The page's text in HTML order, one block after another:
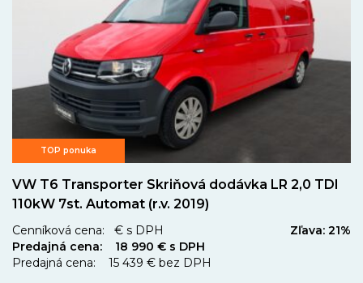
TOP ponuka
VW T6 Transporter Skriňová dodávka LR 2,0 TDI
110kW 7st. Automat (r.v. 2019)
Zľava: 21%
Cenníková cena: € s DPH
Predajná cena: 18 990 € s DPH
Predajná cena: 15 439 € bez DPH